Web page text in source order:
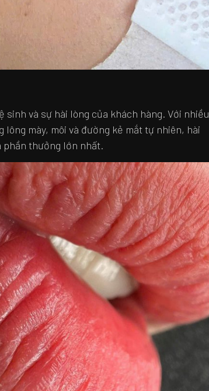
sinh và sự hài lòng của khách hàng. Với nhiều
mày, môi và đường kẻ mắt tự nhiên, hài
phần thưởng lớn nhất.